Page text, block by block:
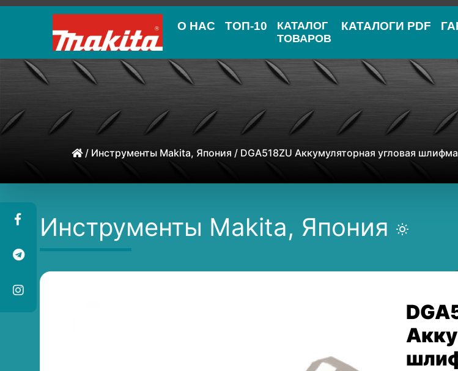
О НАС ТОП-10
КАТАЛОГ
ТОВАРОВ
КАТАЛОГИ PDF
/ Инструменты Makita, Япония / DGA518ZU Аккумуляторная угловая
Инструменты Makita, Япония